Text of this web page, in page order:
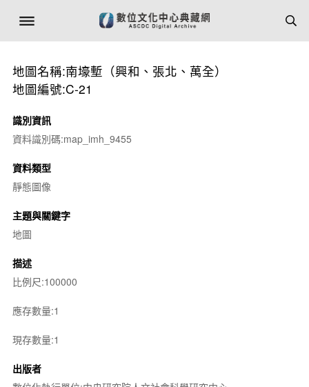
地圖名稱:南壕塹（興和、張北、萬全）
地圖編號:C-21
識別資訊
資料識別碼:map_imh_9455
資料類型
靜態圖像
主題與關鍵字
地圖
描述
比例尺:100000
應存數量:1
現存數量:1
出版者